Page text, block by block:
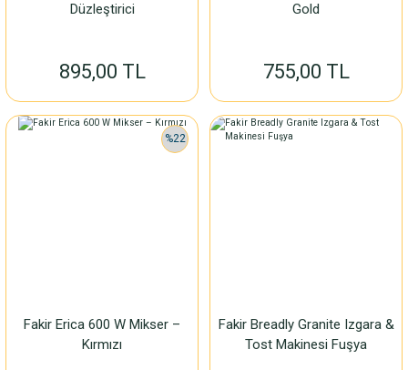
Düzleştirici
895,00 TL
Gold
755,00 TL
%22
Fakir Erica 600 W Mikser –
Kırmızı
Fakir Breadly Granite Izgara &
Tost Makinesi Fuşya